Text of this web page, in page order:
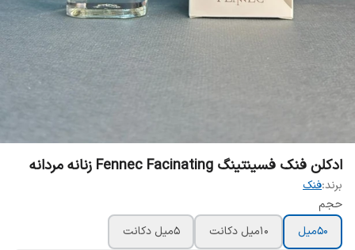
ادکلن فنک فسینتینگ Fennec Facinating زنانه مردانه
برند:فنک
حجم
50میل
10میل دکانت 5میل دکانت